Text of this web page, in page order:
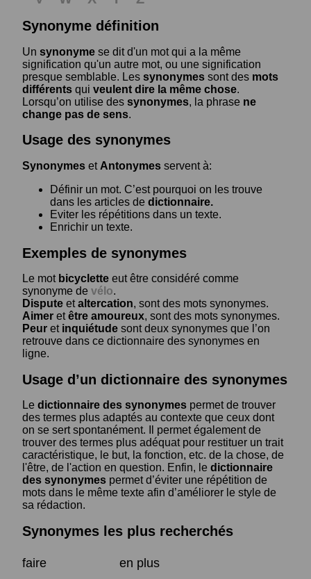
Synonyme définition
Un synonyme se dit d'un mot qui a la même
signification qu'un autre mot, ou une signification
presque semblable. Les synonymes sont des mots
différents qui veulent dire la même chose.
Lorsqu’on utilise des synonymes, la phrase ne
change pas de sens.
Usage des synonymes
Synonymes et Antonymes servent à:
Définir un mot. C’est pourquoi on les trouve
dans les articles de dictionnaire.
Eviter les répétitions dans un texte.
Enrichir un texte.
Exemples de synonymes
Le mot bicyclette eut être considéré comme
synonyme de vélo.
Dispute etaltercation, sont des mots synonymes.
Aimer etêtre amoureux, sont des mots synonymes.
Peur et inquiétude sont deux synonymes que l’on
retrouve dans ce dictionnaire des synonymes en
ligne.
Usage d’un dictionnaire des synonymes
Le dictionnaire des synonymes permet de trouver
des termes plus adaptés au contexte que ceux dont
on se sert spontanément. Il permet également de
trouver des termes plus adéquat pour restituer un trait
caractéristique, le but, la fonction, etc. de la chose, de
l'être, de l'action en question. Enfin, le dictionnaire
des synonymes permet d’éviter une répétition de
mots dans le même texte afin d’améliorer le style de
sa rédaction.
Synonymes les plus recherchés
faire
en plus